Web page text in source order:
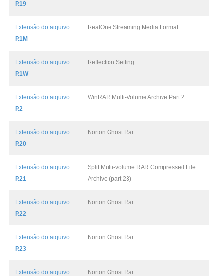
R19
Extensão do arquivo
R1M
RealOne Streaming Media Format
Extensão do arquivo
R1W
Reflection Setting
Extensão do arquivo
R2
WinRAR Multi-Volume Archive Part 2
Extensão do arquivo
R20
Norton Ghost Rar
Extensão do arquivo
R21
Split Multi-volume RAR Compressed File
Archive (part 23)
Extensão do arquivo
R22
Norton Ghost Rar
Extensão do arquivo
R23
Norton Ghost Rar
Extensão do arquivo
Norton Ghost Rar